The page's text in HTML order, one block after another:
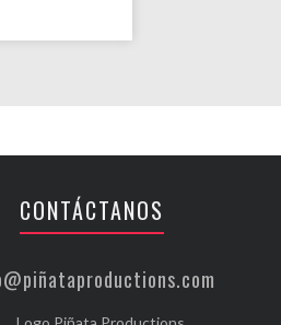
CONTÁCTANOS